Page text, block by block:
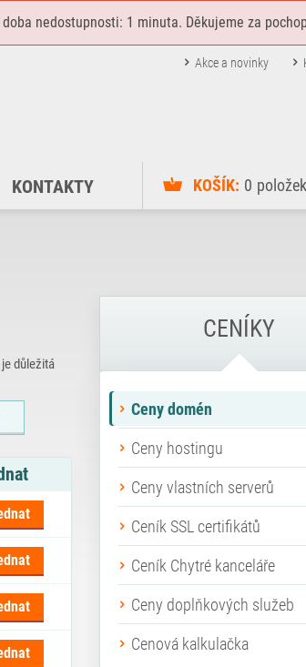
nedostupnosti: 1 minuta. Děkujeme za
KONTAKTY KOŠÍK: 0 položek
Akce a novinky
důležitá
CENÍKY
Ceny domén
Ceny hostingu
Ceny vlastních serverů
Ceník SSL certifikátů
Ceník Chytré kanceláře
Ceny doplňkových služeb
Cenová kalkulačka